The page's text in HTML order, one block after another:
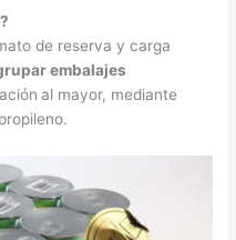
de reserva y carga
embalajes
al mayor, mediante